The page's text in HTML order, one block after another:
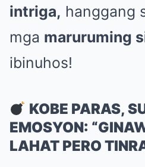
intriga, hanggang
mga maruruming
ibinuhos!
KOBE PARAS,
EMOSYON:
LAHAT PERO